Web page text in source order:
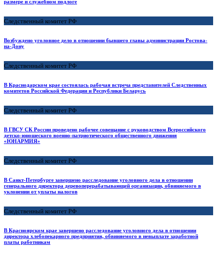
размере и служебном подлоге
Следственный комитет РФ
Возбуждено уголовное дело в отношении бывшего главы администрации Ростова-
на-Дону
Следственный комитет РФ
В Краснодарском крае состоялась рабочая встреча представителей Следственных
комитетов Российской Федерации и Республики Беларусь
Следственный комитет РФ
В ГВСУ СК России проведено рабочее совещание с руководством Всероссийского
детско-юношеского военно-патриотического общественного движения
«ЮНАРМИЯ»
Следственный комитет РФ
В Санкт-Петербурге завершено расследование уголовного дела в отношении
генерального директора деревоперерабатывающей организации, обвиняемого в
уклонении от уплаты налогов
Следственный комитет РФ
В Красноярском крае завершено расследование уголовного дела в отношении
директора хлебопекарного предприятия, обвиняемого в невыплате заработной
платы работникам